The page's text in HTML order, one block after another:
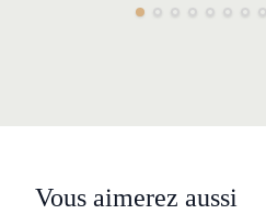
Vous aimerez aussi